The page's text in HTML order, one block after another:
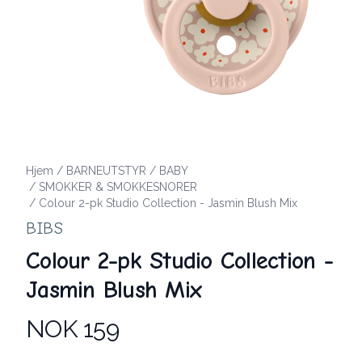
Hjem / BARNEUTSTYR / BABY
/ SMOKKER & SMOKKESNORER
/ Colour 2-pk Studio Collection - Jasmin Blush Mix
BIBS
Colour 2-pk Studio Collection -
Jasmin Blush Mix
Produktdetaljer
NOK 159